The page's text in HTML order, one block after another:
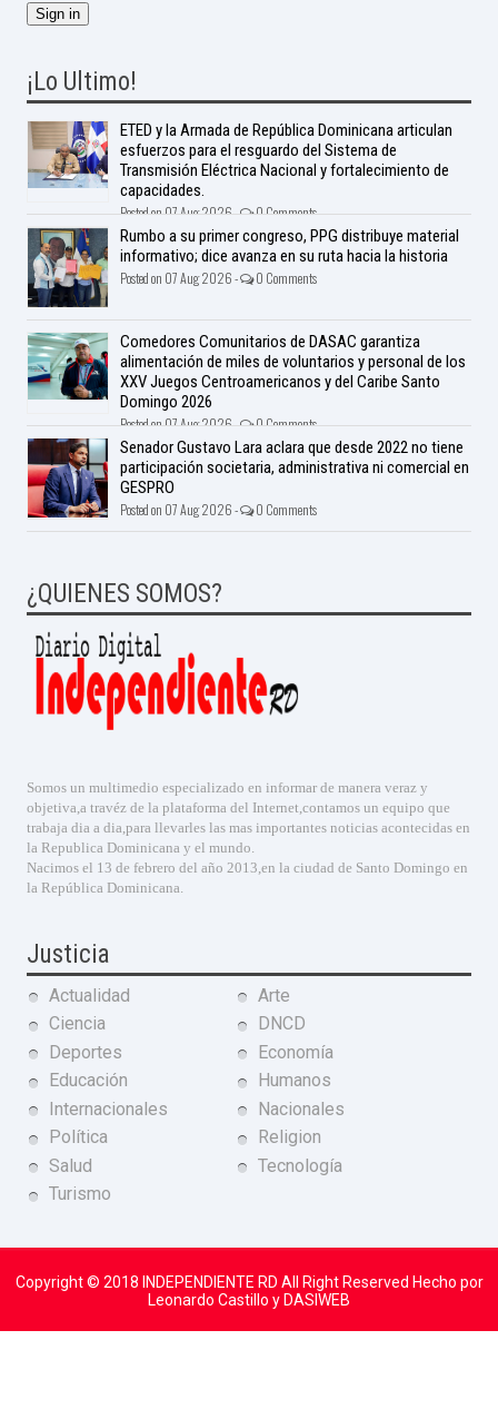
¡Lo Ultimo!
ETED y la Armada de República Dominicana articulan
esfuerzos para el resguardo del Sistema de
Transmisión Eléctrica Nacional y fortalecimiento de
capacidades.
Posted on 07 Aug 2026 - 0 Comments
Rumbo a su primer congreso, PPG distribuye material
informativo; dice avanza en su ruta hacia la historia
Posted on 07 Aug 2026 - 0 Comments
Comedores Comunitarios de DASAC garantiza
alimentación de miles de voluntarios y personal de los
XXV Juegos Centroamericanos y del Caribe Santo
Domingo 2026
Posted on 07 Aug 2026 - 0 Comments
Senador Gustavo Lara aclara que desde 2022 no tiene
participación societaria, administrativa ni comercial en
GESPRO
Posted on 07 Aug 2026 - 0 Comments
¿QUIENES SOMOS?
Somos un multimedio especializado en informar de manera veraz y
objetiva,a travéz de la plataforma del Internet,contamos un equipo que
trabaja dia a dia,para llevarles las mas importantes noticias acontecidas en
la Republica Dominicana y el mundo.
Nacimos el 13 de febrero del año 2013,en la ciudad de Santo Domingo en
la República Dominicana.
Justicia
Actualidad
Arte
Ciencia
DNCD
Deportes
Economía
Educación
Humanos
Internacionales
Nacionales
Política
Religion
Salud
Tecnología
Turismo
Copyright © 2018 INDEPENDIENTE RD All Right Reserved Hecho por
Leonardo Castillo y DASIWEB